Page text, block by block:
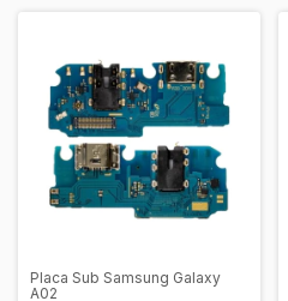
Placa Sub Samsung Galaxy
A02